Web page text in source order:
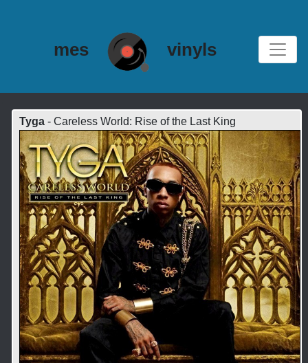
mes vinyls
Tyga- Careless World: Rise of the Last King